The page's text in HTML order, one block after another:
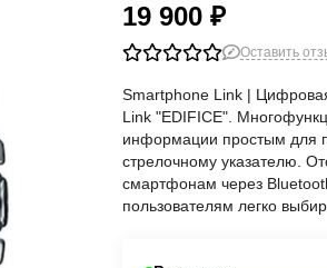
19 900 ₽
Оставить
Smartphone Link |
Link "EDIFICE".
информации простым для
стрелочному указателю.
смартфонам через
пользователям легко